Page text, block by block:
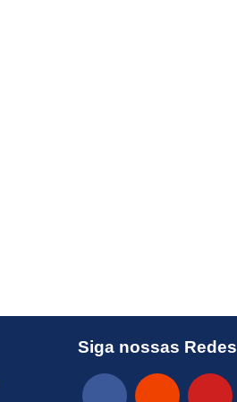
Siga nossas Redes